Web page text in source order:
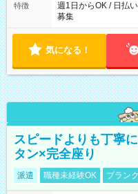
特徴
週1日からOK / 日払
募集
気になる！
スピードよりも丁寧
タン×完全座り
派遣 職種未経験OK ブラン